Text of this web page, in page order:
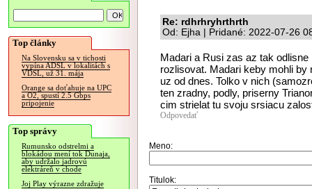
Top články
Na Slovensku sa v tichosti
vypína ADSL v lokalitách s
VDSL, už 31. mája
Orange sa doťahuje na UPC
a O2, spustí 2.5 Gbps
pripojenie
Top správy
Rumunsko odstrelmi a
blokádou mení tok Dunaja,
aby udržalo jadrovú
elektráreň v chode
Joj Play výrazne zdražuje
Re: rdhrhryhrthrth
Od: Ejha | Pridané: 2022-07-26
Madari a Rusi zas az tak
rozlisovat. Madari keby mohli
uz od dnes. Tolko v nich
ten zradny, podly, priserny
cim strielat tu svoju srsiacu
Odpovedať
Meno:
Titulok: